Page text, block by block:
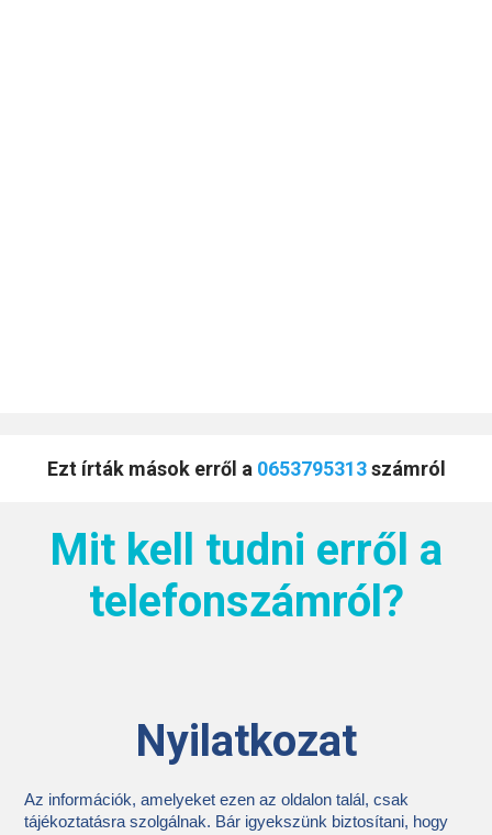
Ezt írták mások erről a 0653795313számról
Mit kell tudni erről a
telefonszámról?
Nyilatkozat
Az információk, amelyeket ezen az oldalon talál, csak
tájékoztatásra szolgálnak. Bár igyekszünk biztosítani, hogy